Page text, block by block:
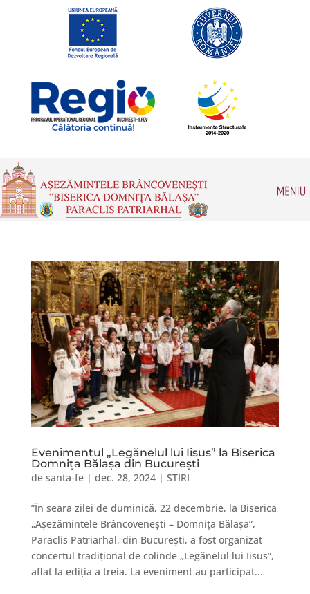
Evenimentul „Legănelul lui Iisus” la Biserica
Domnița Bălașa din București
de santa-fe| dec. 28, 2024| STIRI
”În seara zilei de duminică, 22 decembrie, la Biserica
„Așezămintele Brâncovenești – Domnița Bălașa”,
Paraclis Patriarhal, din București, a fost organizat
concertul tradițional de colinde „Legănelul lui Iisus”,
aflat la ediția a treia. La eveniment au participat...